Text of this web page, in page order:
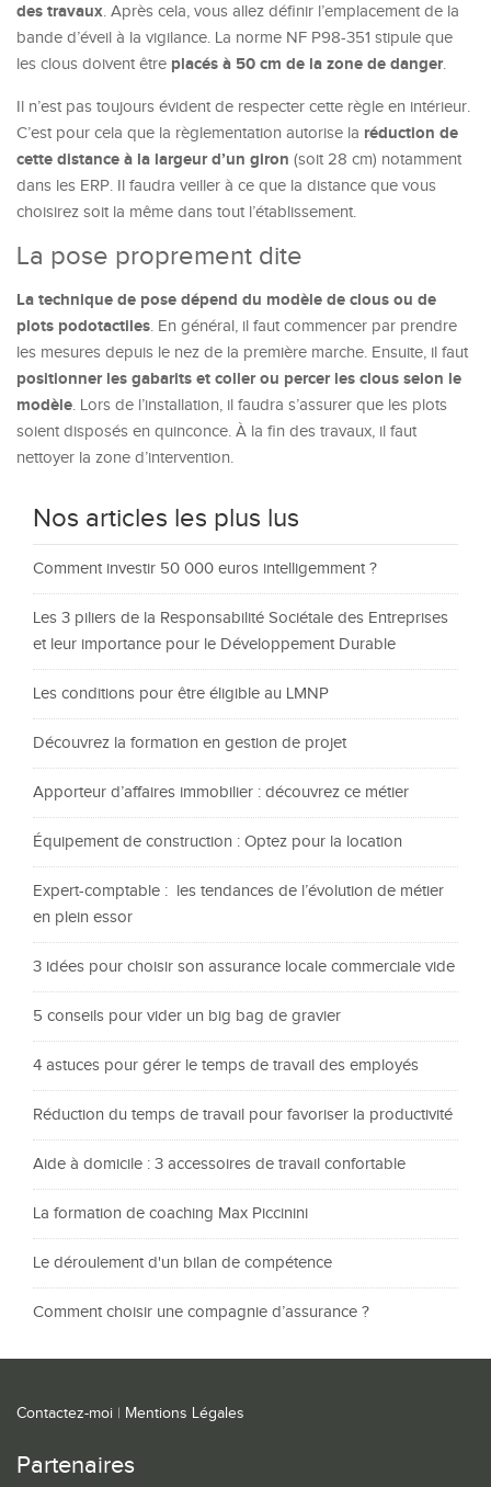
des travaux. Après cela, vous allez définir l’emplacement de la
bande d’éveil à la vigilance. La norme NF P98-351 stipule que
les clous doivent être placés à 50 cm de la zone de danger.
Il n’est pas toujours évident de respecter cette règle en intérieur.
C’est pour cela que la règlementation autorise la réduction de
cette distance à la largeur d’un giron (soit 28 cm) notamment
dans les ERP. Il faudra veiller à ce que la distance que vous
choisirez soit la même dans tout l’établissement.
La pose proprement dite
La technique de pose dépend du modèle de clous ou de
plots podotactiles. En général, il faut commencer par prendre
les mesures depuis le nez de la première marche. Ensuite, il faut
positionner les gabarits et coller ou percer les clous selon le
modèle. Lors de l’installation, il faudra s’assurer que les plots
soient disposés en quinconce. À la fin des travaux, il faut
nettoyer la zone d’intervention.
Nos articles les plus lus
Comment investir 50 000 euros intelligemment ?
Les 3 piliers de la Responsabilité Sociétale des Entreprises
et leur importance pour le Développement Durable
Les conditions pour être éligible au LMNP
Découvrez la formation en gestion de projet
Apporteur d’affaires immobilier : découvrez ce métier
Équipement de construction : Optez pour la location
Expert-comptable : les tendances de l’évolution de métier
en plein essor
3 idées pour choisir son assurance locale commerciale vide
5 conseils pour vider un big bag de gravier
4 astuces pour gérer le temps de travail des employés
Réduction du temps de travail pour favoriser la productivité
Aide à domicile : 3 accessoires de travail confortable
La formation de coaching Max Piccinini
Le déroulement d'un bilan de compétence
Comment choisir une compagnie d’assurance ?
Contactez-moi | Mentions Légales
Partenaires